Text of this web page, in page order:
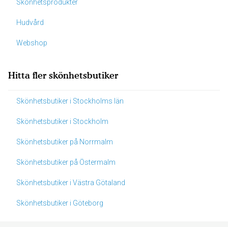
Skönhetsprodukter
Hudvård
Webshop
Hitta fler skönhetsbutiker
Skönhetsbutiker i Stockholms län
Skönhetsbutiker i Stockholm
Skönhetsbutiker på Norrmalm
Skönhetsbutiker på Östermalm
Skönhetsbutiker i Västra Götaland
Skönhetsbutiker i Göteborg